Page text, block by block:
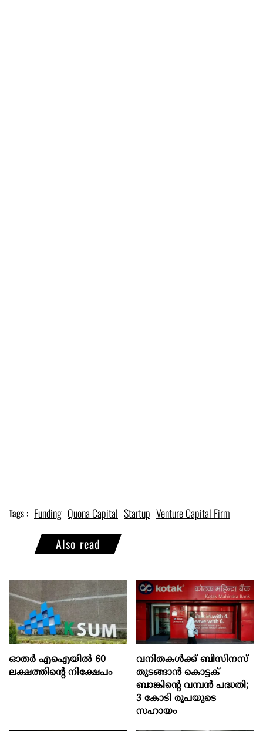
Tags : Funding Quona Capital Startup Venture Capital Firm
Also read
ഓതര്‍ എഐയില്‍ 60
ലക്ഷത്തിന്റെ നിക്ഷേപം
വനിതകൾക്ക് ബിസിനസ്
തുടങ്ങാൻ കൊട്ടക്
ബാങ്കിൻ്റെ വമ്പൻ പദ്ധതി;
3 കോടി രൂപയുടെ
സഹായം